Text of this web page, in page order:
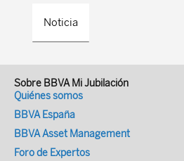
Noticia
Sobre BBVA Mi Jubilación
Quiénes somos
BBVA España
BBVA Asset Management
Foro de Expertos